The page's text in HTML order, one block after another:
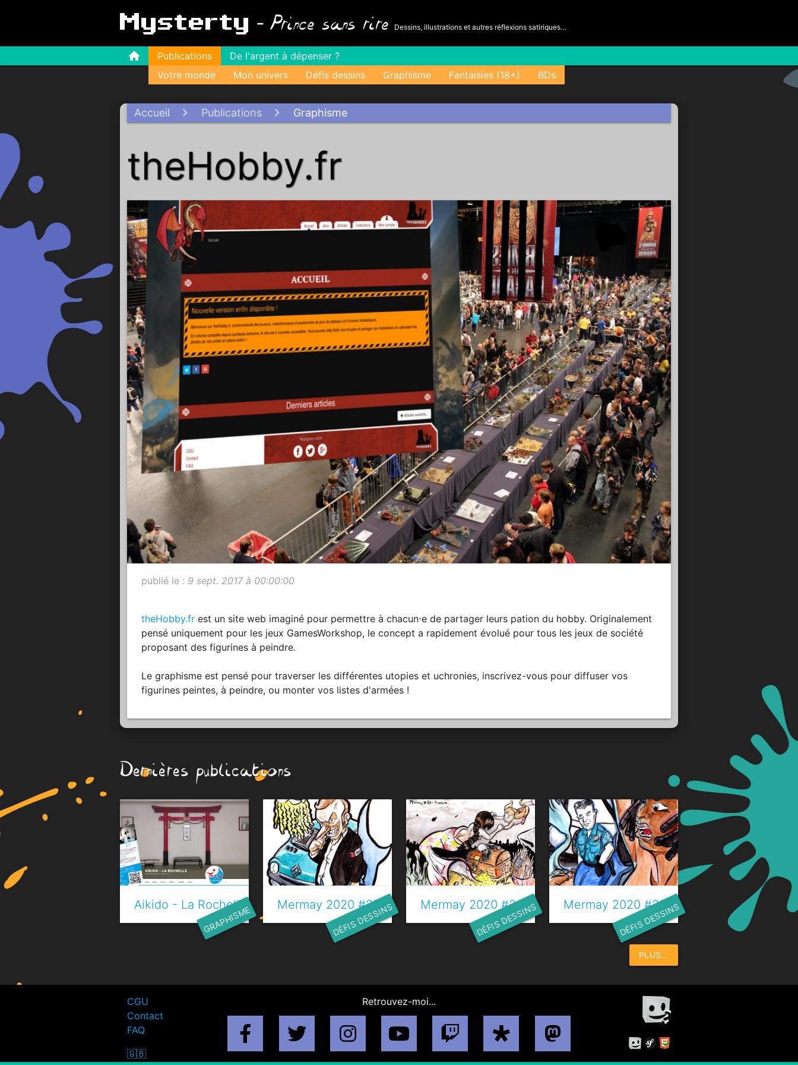
Mysterty - Prince sans rire Dessins, illustrations et autres réflexions satiriques…
Publications
Votre monde
Mon univers Défis dessins Graphisme Fantaisies (18+) BDs
De l'argent à dépenser ?
Accueil Publications Graphisme
theHobby.fr
publié le : 9 sept. 2017 à 00:00:00
theHobby.frest un site web imaginé pour permettre à chacun⋅e de partager leurs pation du hobby. Originalement
pensé uniquement pour les jeux GamesWorkshop, le concept a rapidement évolué pour tous les jeux de société
proposant des figurines à peindre.
Le graphisme est pensé pour traverser les différentes utopies et uchronies, inscrivez-vous pour diffuser vos
figurines peintes, à peindre, ou monter vos listes d'armées !
Dernières publications
Aikido - La Rochelle
GRAPHISME Mermay 2020 #25 - Requin
DÉFIS DESSINS Mermay 2020 #24 - Trésor
DÉFIS DESSINS Mermay 2020 #23 - Chant des sirènes
DÉFIS DESSINS
PLUS…
CGU
Contact
FAQ
🇬🇧
Retrouvez-moi...